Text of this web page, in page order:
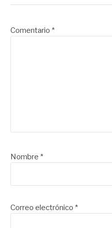
Comentario *
Nombre *
Correo electrónico *